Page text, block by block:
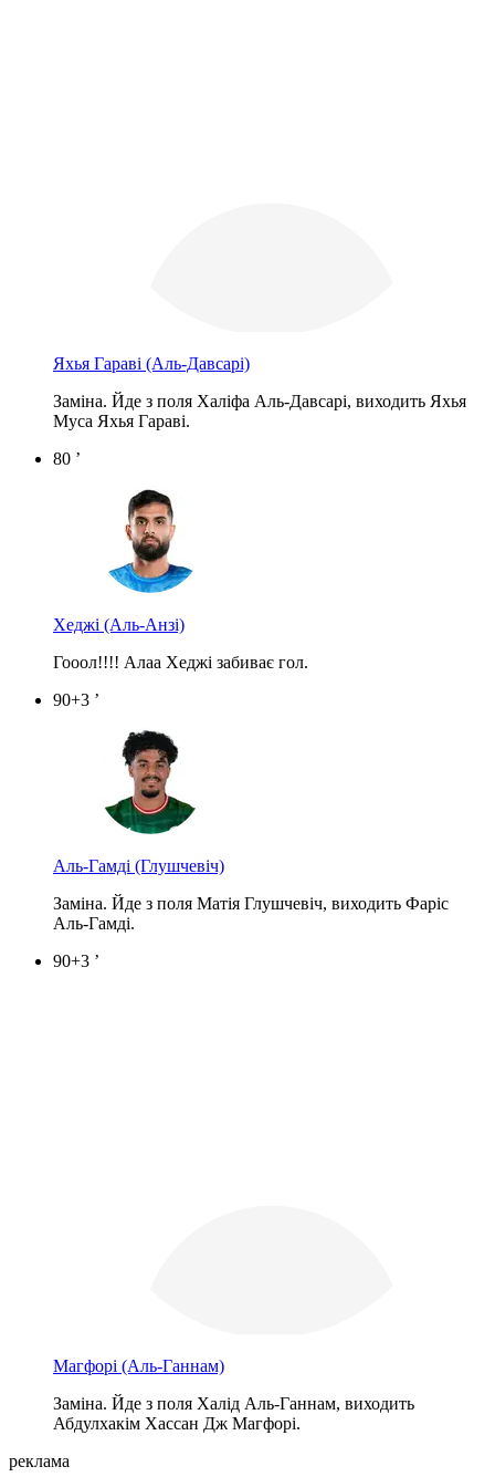
Яхья Гараві (Аль-Давсарі)
Заміна. Йде з поля Халіфа Аль-Давсарі, виходить Яхья
Муса Яхья Гараві.
80 ’
Хеджі (Аль-Анзі)
Гооол!!!! Алаа Хеджі забиває гол.
90+3 ’
Аль-Гамді (Глушчевіч)
Заміна. Йде з поля Матія Глушчевіч, виходить Фаріс
Аль-Гамді.
90+3 ’
Магфорі (Аль-Ганнам)
Заміна. Йде з поля Халід Аль-Ганнам, виходить
Абдулхакім Хассан Дж Магфорі.
реклама